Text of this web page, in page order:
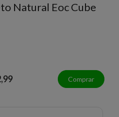
Natural Eoc Cube
Comprar